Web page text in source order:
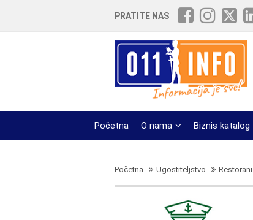
PRATITE NAS
Početna O nama Biznis katalog
Početna Ugostiteljstvo Restorani